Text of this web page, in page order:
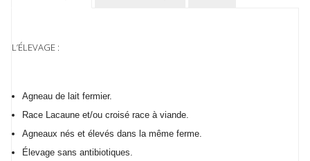
L’ÉLEVAGE :
Agneau de lait fermier.
Race Lacaune et/ou croisé race à viande.
Agneaux nés et élevés dans la même ferme.
Élevage sans antibiotiques.